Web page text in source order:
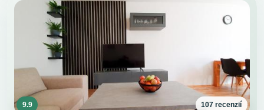
9.9 107 recenzií